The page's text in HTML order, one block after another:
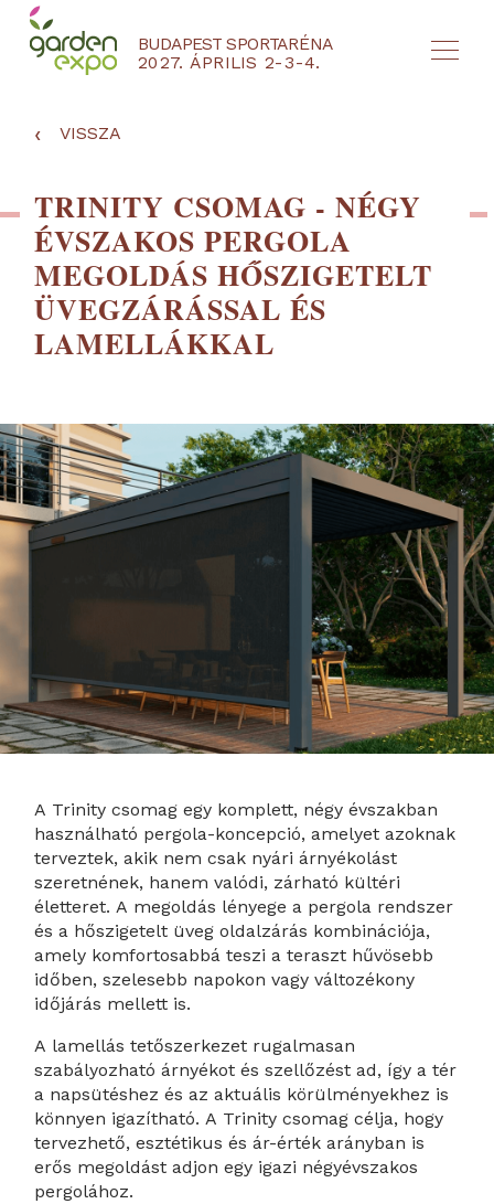
BUDAPEST SPORTARÉNA
2027. ÁPRILIS 2-3-4.
NYEREMÉNYJÁTÉK / REGISZTRÁCIÓ
‹ VISSZA
TRINITY CSOMAG - NÉGY
ÉVSZAKOS PERGOLA
MEGOLDÁS HŐSZIGETELT
ÜVEGZÁRÁSSAL ÉS
LAMELLÁKKAL
A Trinity csomag egy komplett, négy évszakban
használható pergola-koncepció, amelyet azoknak
terveztek, akik nem csak nyári árnyékolást
szeretnének, hanem valódi, zárható kültéri
életteret. A megoldás lényege a pergola rendszer
és a hőszigetelt üveg oldalzárás kombinációja,
amely komfortosabbá teszi a teraszt hűvösebb
időben, szelesebb napokon vagy változékony
időjárás mellett is.
A lamellás tetőszerkezet rugalmasan
szabályozható árnyékot és szellőzést ad, így a tér
a napsütéshez és az aktuális körülményekhez is
könnyen igazítható. A Trinity csomag célja, hogy
tervezhető, esztétikus és ár-érték arányban is
erős megoldást adjon egy igazi négyévszakos
pergolához.